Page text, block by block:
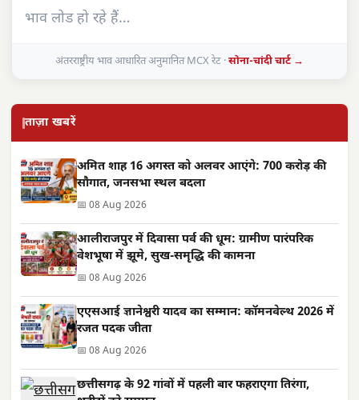
भाव लोड हो रहे हैं…
अंतरराष्ट्रीय भाव आधारित अनुमानित MCX रेट ·सोना-चांदी चार्ट →
ताज़ा खबरें
अमित शाह 16 अगस्त को अलवर आएंगे: 700 करोड़ की
सौगात, जनसभा स्थल बदला
📅 08 Aug 2026
आलीराजपुर में दिवासा पर्व की धूम: ग्रामीण पारंपरिक
वेशभूषा में झूमे, सुख-समृद्धि की कामना
📅 08 Aug 2026
एएसआई ज्ञानेश्वरी यादव का सम्मान: कॉमनवेल्थ 2026 में
रजत पदक जीता
📅 08 Aug 2026
छत्तीसगढ़ के 92 गांवों में पहली बार फहराएगा तिरंगा,